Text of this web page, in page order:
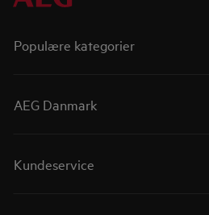
Populære kategorier
AEG Danmark
Kundeservice